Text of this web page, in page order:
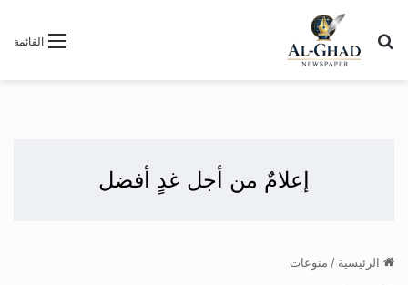
القائمة بحث عن
إعلامٌ من أجل غدٍ أفضل
الرئيسية / منوعات